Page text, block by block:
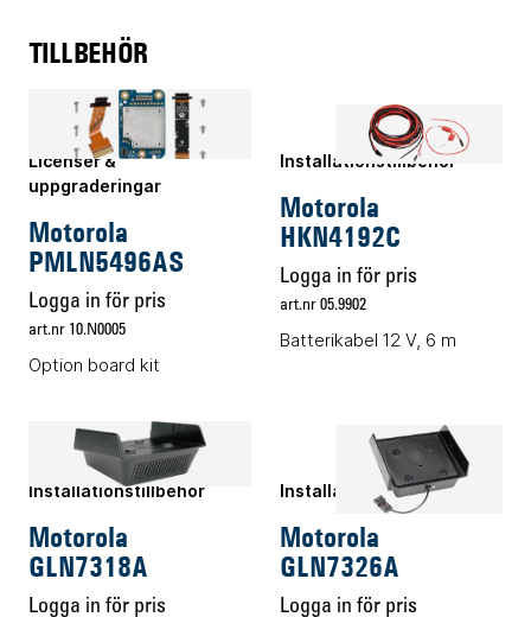
TILLBEHÖR
Licenser &
uppgraderingar
Motorola
PMLN5496AS
Logga in för pris
art.nr 10.N0005
Option board kit
Installationstillbehör
Motorola
HKN4192C
Logga in för pris
art.nr 05.9902
Batterikabel 12 V, 6 m
Installationstillbehör
Motorola
GLN7318A
Logga in för pris
Installationstillbehör
Motorola
GLN7326A
Logga in för pris